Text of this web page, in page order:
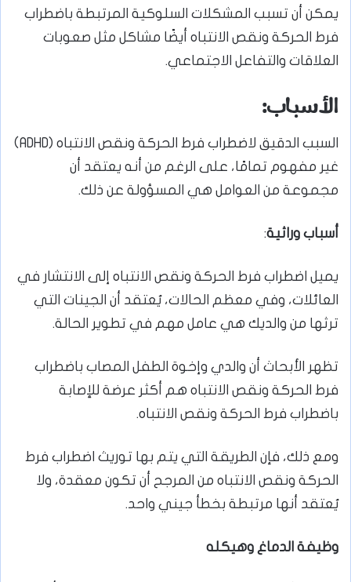
يمكن أن تسبب المشكلات السلوكية المرتبطة باضطراب
فرط الحركة ونقص الانتباه أيضًا مشاكل مثل صعوبات
العلاقات والتفاعل الاجتماعي.
الأسباب:
السبب الدقيق لاضطراب فرط الحركة ونقص الانتباه (ADHD)
غير مفهوم تمامًا، على الرغم من أنه يعتقد أن
مجموعة من العوامل هي المسؤولة عن ذلك.
أسباب وراثية:
يميل اضطراب فرط الحركة ونقص الانتباه إلى الانتشار في
العائلات، وفي معظم الحالات، يُعتقد أن الجينات التي
ترثها من والديك هي عامل مهم في تطوير الحالة.
تظهر الأبحاث أن والدي وإخوة الطفل المصاب باضطراب
فرط الحركة ونقص الانتباه هم أكثر عرضة للإصابة
باضطراب فرط الحركة ونقص الانتباه.
ومع ذلك، فإن الطريقة التي يتم بها توريث اضطراب فرط
الحركة ونقص الانتباه من المرجح أن تكون معقدة، ولا
يُعتقد أنها مرتبطة بخطأ جيني واحد.
وظيفة الدماغ وهيكله